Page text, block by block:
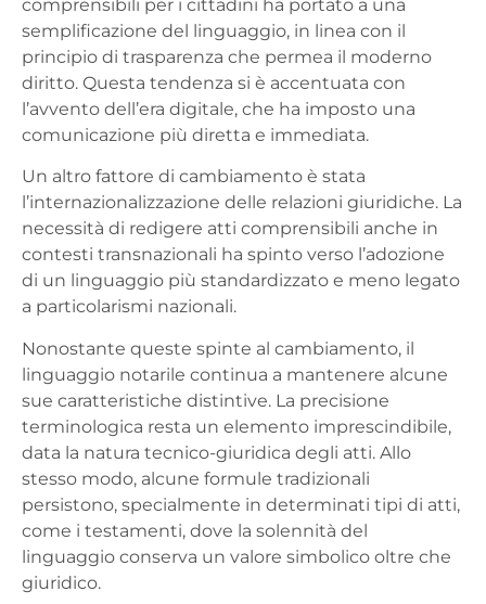
comprensibili per i cittadini ha portato a una
semplificazione del linguaggio, in linea con il
principio di trasparenza che permea il moderno
diritto. Questa tendenza si è accentuata con
l’avvento dell’era digitale, che ha imposto una
comunicazione più diretta e immediata.
Un altro fattore di cambiamento è stata
l’internazionalizzazione delle relazioni giuridiche. La
necessità di redigere atti comprensibili anche in
contesti transnazionali ha spinto verso l’adozione
di un linguaggio più standardizzato e meno legato
a particolarismi nazionali.
Nonostante queste spinte al cambiamento, il
linguaggio notarile continua a mantenere alcune
sue caratteristiche distintive. La precisione
terminologica resta un elemento imprescindibile,
data la natura tecnico-giuridica degli atti. Allo
stesso modo, alcune formule tradizionali
persistono, specialmente in determinati tipi di atti,
come i testamenti, dove la solennità del
linguaggio conserva un valore simbolico oltre che
giuridico.